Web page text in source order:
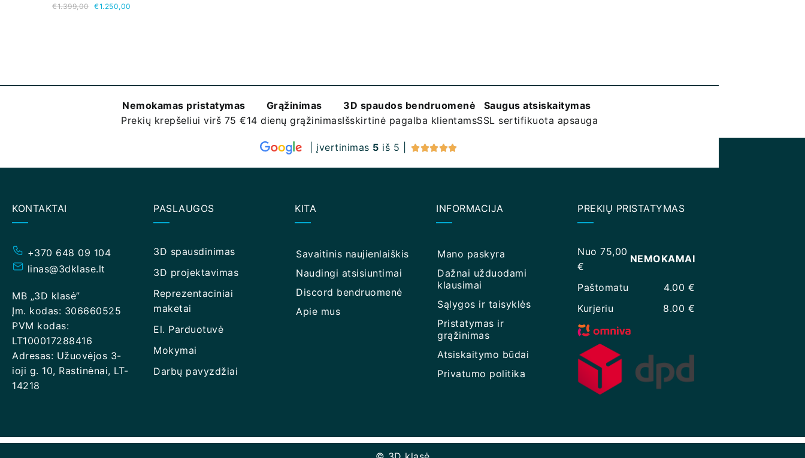
€1.399,00 €1.250,00
Nemokamas pristatymas
Prekių krepšeliui virš 75 €
Grąžinimas
14 dienų grąžinimas
3D spaudos bendruomenė
Išskirtinė pagalba klientams
Saugus atsiskaitymas
SSL sertifikuota apsauga
| įvertinimas 5 iš 5 | 
KONTAKTAI
+370 648 09 104
linas@3dklase.lt
MB „3D klasė”
Įm. kodas: 306660525
PVM kodas:
LT100017288416
Adresas: Užuovėjos 3-
ioji g. 10, Rastinėnai, LT-
14218
PASLAUGOS
3D spausdinimas
3D projektavimas
Reprezentaciniai
maketai
El. Parduotuvė
Mokymai
Darbų pavyzdžiai
KITA
Savaitinis naujienlaiškis
Naudingi atsisiuntimai
Discord bendruomenė
Apie mus
INFORMACIJA
Mano paskyra
Dažnai užduodami
klausimai
Sąlygos ir taisyklės
Pristatymas ir
grąžinimas
Atsiskaitymo būdai
Privatumo politika
PREKIŲ PRISTATYMAS
Nuo 75,00
€
NEMOKAMAI
Paštomatu
4.00 €
Kurjeriu
8.00 €